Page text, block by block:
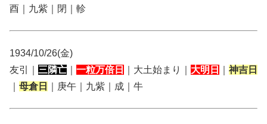
酉｜九紫｜閉｜軫
1934/10/26(金)
友引｜ 三隣亡 一粒万倍日 ｜大土始まり｜ 大明日
神吉日
母倉日 ｜庚午｜九紫｜成｜牛